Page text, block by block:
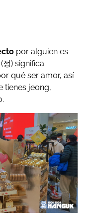
por alguien es
정) significa
qué ser amor, así
tienes jeong,